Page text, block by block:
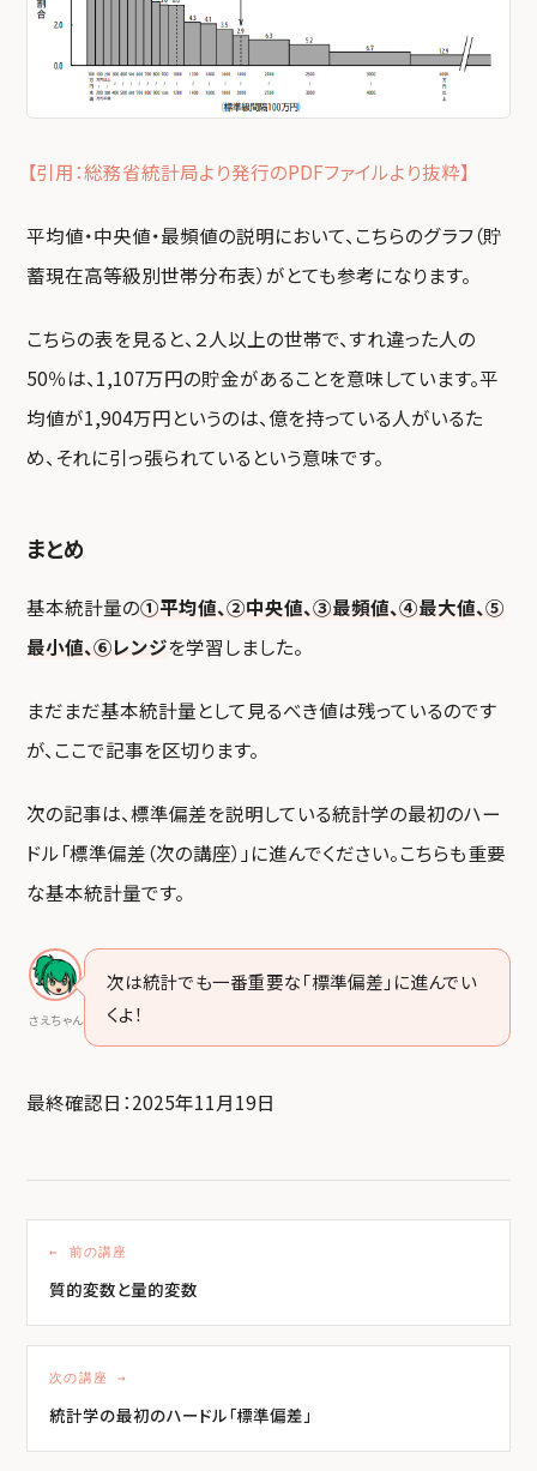
【引用：総務省統計局より発行のPDFファイルより抜粋】
平均値・中央値・最頻値の説明において、こちらのグラフ（貯
蓄現在高等級別世帯分布表）がとても参考になります。
こちらの表を見ると、２人以上の世帯で、すれ違った人の
50％は、1,107万円の貯金があることを意味しています。平
均値が1,904万円というのは、億を持っている人がいるた
め、それに引っ張られているという意味です。
まとめ
基本統計量の①平均値、②中央値、③最頻値、④最大値、⑤
最小値、⑥レンジを学習しました。
まだまだ基本統計量として見るべき値は残っているのです
が、ここで記事を区切ります。
次の記事は、標準偏差を説明している統計学の最初のハー
ドル「標準偏差（次の講座）」に進んでください。こちらも重要
な基本統計量です。
さえちゃん
次は統計でも一番重要な「標準偏差」に進んでい
くよ！
最終確認日：2025年11月19日
← 前の講座
質的変数と量的変数
次の講座 →
統計学の最初のハードル「標準偏差」